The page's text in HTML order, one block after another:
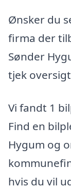
Ønsker du
firma der
Sønder
tjek
Vi fandt 1
Find en
Hygum og
hvis du vil